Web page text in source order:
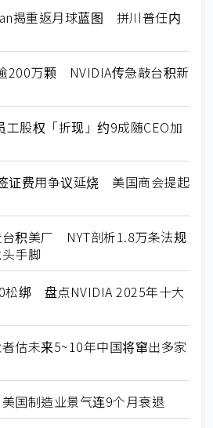
揭重返月球蓝图 拼川普任内
200万颗 NVIDIA传急敲台积新
股权「折现」约9成随CEO加
证费用争议延烧 美国商会提起
积美厂 NYT剖析1.8万条法规
手脚
松绑 盘点NVIDIA 2025年十大
估未来5~10年中国将窜出多家
国制造业景气连9个月衰退